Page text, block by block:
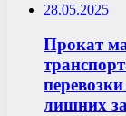
28.05.2025
Прокат
лишних